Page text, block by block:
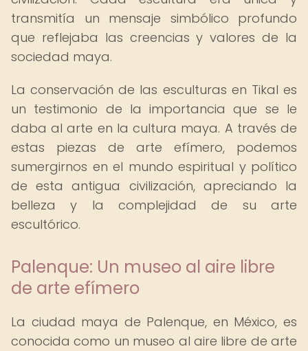
transmitía un mensaje simbólico profundo
que reflejaba las creencias y valores de la
sociedad maya.
La conservación de las esculturas en Tikal es
un testimonio de la importancia que se le
daba al arte en la cultura maya. A través de
estas piezas de arte efímero, podemos
sumergirnos en el mundo espiritual y político
de esta antigua civilización, apreciando la
belleza y la complejidad de su arte
escultórico.
Palenque: Un museo al aire libre
de arte efímero
La ciudad maya de Palenque, en México, es
conocida como un museo al aire libre de arte